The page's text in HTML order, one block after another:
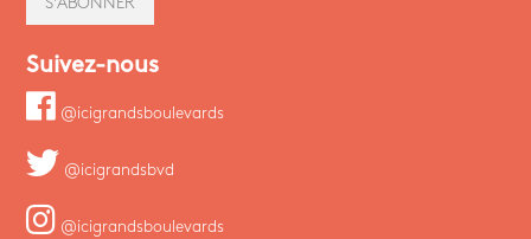
S'ABONNER
Suivez-nous
@icigrandsboulevards
@icigrandsbvd
@icigrandsboulevards